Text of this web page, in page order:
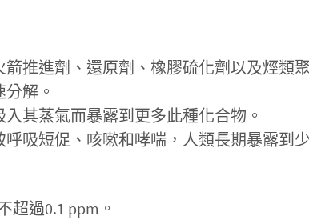
推進劑、還原劑、橡膠硫化劑以及烴類
解。
其蒸氣而暴露到更多此種化合物。
吸短促、咳嗽和哮喘，人類長期暴露到
超過0.1 ppm。